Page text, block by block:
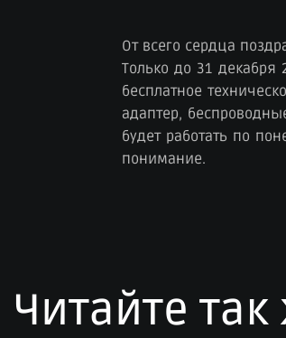
От всего сердца
Только до 31 декабря
бесплатное
адаптер,
будет работать по
понимание.
Читайте